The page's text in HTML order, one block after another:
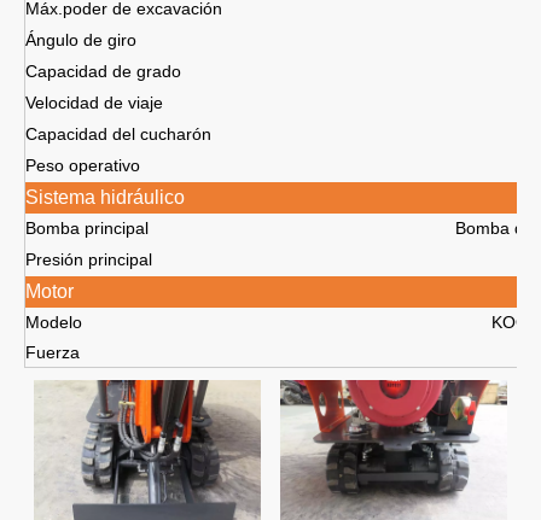
Máx.poder de excavación
Ángulo de giro
Capacidad de grado
Velocidad de viaje
Capacidad del cucharón
Peso operativo
Sistema hidráulico
Bomba principal
Bomba de
Presión principal
Motor
Modelo
Fuerza